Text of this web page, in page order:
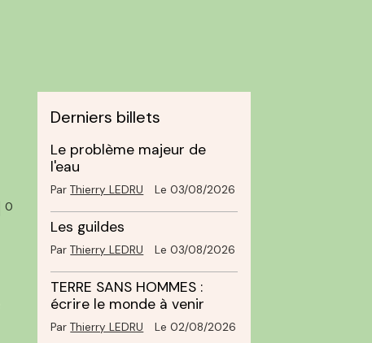
0
Derniers billets
Le problème majeur de
l'eau
ParThierry LEDRU Le 03/08/2026
Les guildes
ParThierry LEDRU Le 03/08/2026
TERRE SANS HOMMES :
écrire le monde à venir
ParThierry LEDRU Le 02/08/2026